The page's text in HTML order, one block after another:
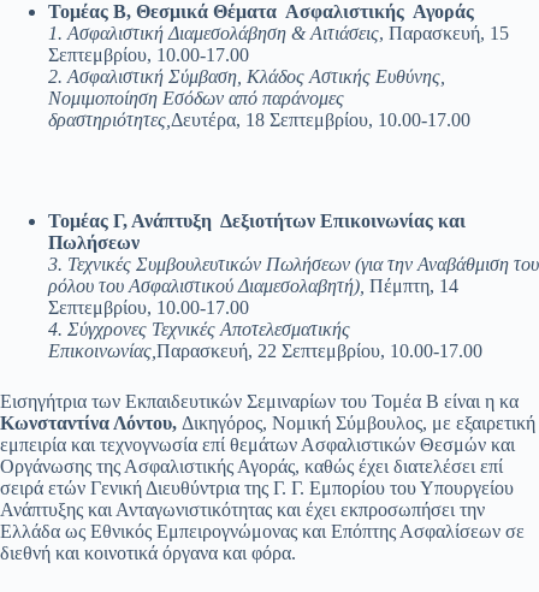
Τομέας Β, Θεσμικά Θέματα Ασφαλιστικής Αγοράς
1. Ασφαλιστική Διαμεσολάβηση & Αιτιάσεις, Παρασκευή, 15
Σεπτεμβρίου, 10.00-17.00
2. Ασφαλιστική Σύμβαση, Κλάδος Αστικής Ευθύνης,
Νομιμοποίηση Εσόδων από παράνομες
δραστηριότητες, Δευτέρα, 18 Σεπτεμβρίου, 10.00-17.00
Τομέας Γ, Ανάπτυξη Δεξιοτήτων Επικοινωνίας και
Πωλήσεων
3. Τεχνικές Συμβουλευτικών Πωλήσεων (για την Αναβάθμιση του
ρόλου του Ασφαλιστικού Διαμεσολαβητή), Πέμπτη, 14
Σεπτεμβρίου, 10.00-17.00
4. Σύγχρονες Τεχνικές Αποτελεσματικής
Επικοινωνίας, Παρασκευή, 22 Σεπτεμβρίου, 10.00-17.00
Εισηγήτρια των Εκπαιδευτικών Σεμιναρίων του Τομέα Β είναι η κα
Κωνσταντίνα Λόντου, Δικηγόρος, Νομική Σύμβουλος, με εξαιρετική
εμπειρία και τεχνογνωσία επί θεμάτων Ασφαλιστικών Θεσμών και
Οργάνωσης της Ασφαλιστικής Αγοράς, καθώς έχει διατελέσει επί
σειρά ετών Γενική Διευθύντρια της Γ. Γ. Εμπορίου του Υπουργείου
Ανάπτυξης και Ανταγωνιστικότητας και έχει εκπροσωπήσει την
Ελλάδα ως Εθνικός Εμπειρογνώμονας και Επόπτης Ασφαλίσεων σε
διεθνή και κοινοτικά όργανα και φόρα.